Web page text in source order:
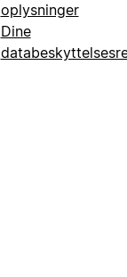
oplysninger
Dine